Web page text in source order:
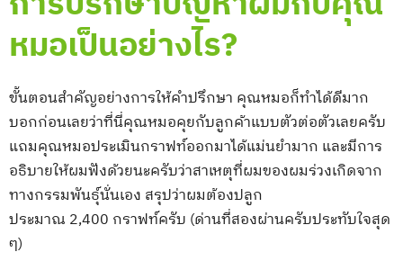
หมอเป็นอย่างไร?
ขั้นตอนสำคัญอย่างการให้คำปรึกษา คุณหมอก็ทำได้ดีมาก
บอกก่อนเลยว่าที่นี่คุณหมอคุยกับลูกค้าแบบตัวต่อตัวเลยครับ
แถมคุณหมอประเมินกราฟท์ออกมาได้แม่นยำมาก และมีการ
อธิบายให้ผมฟังด้วยนะครับว่าสาเหตุที่ผมของผมร่วงเกิดจาก
ทางกรรมพันธุ์นั่นเอง สรุปว่าผมต้องปลูก
ประมาณ 2,400 กราฟท์ครับ (ด่านที่สองผ่านครับประทับใจสุด
ๆ)